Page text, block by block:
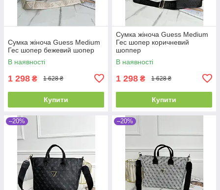
Сумка жіноча Guess Medium
Гес шопер бежевий шопер
В наявності
1 298 ₴ 1 628 ₴
Купити
Сумка жіноча Guess Medium
Гес шопер коричневий
шоппер
В наявності
1 298 ₴ 1 628 ₴
Купити
–20% –20%